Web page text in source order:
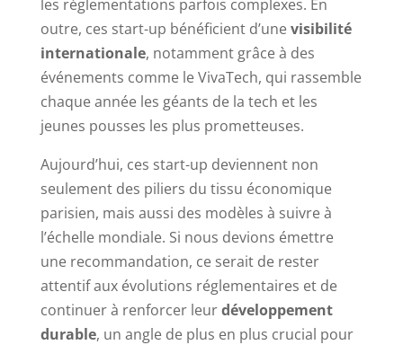
les réglementations parfois complexes. En
outre, ces start-up bénéficient d’unevisibilité
internationale, notamment grâce à des
événements comme le VivaTech, qui rassemble
chaque année les géants de la tech et les
jeunes pousses les plus prometteuses.
Aujourd’hui, ces start-up deviennent non
seulement des piliers du tissu économique
parisien, mais aussi des modèles à suivre à
l’échelle mondiale. Si nous devions émettre
une recommandation, ce serait de rester
attentif aux évolutions réglementaires et de
continuer à renforcer leurdéveloppement
durable, un angle de plus en plus crucial pour